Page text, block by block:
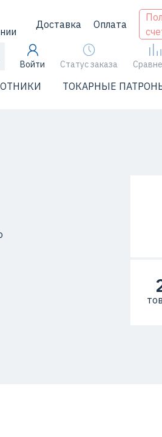
Доставка Оплата
Войти Статус заказа
ТОКАРНЫЕ